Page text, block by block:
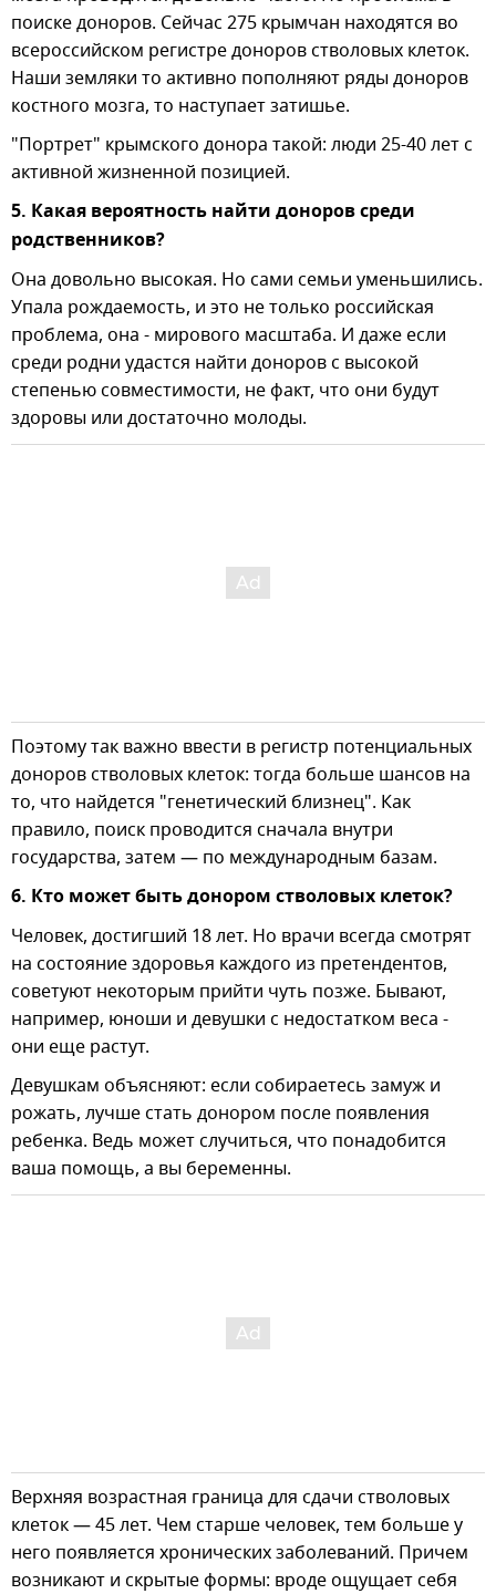
поиске доноров. Сейчас 275 крымчан находятся во
всероссийском регистре доноров стволовых клеток.
Наши земляки то активно пополняют ряды доноров
костного мозга, то наступает затишье.
"Портрет" крымского донора такой: люди 25-40 лет с
активной жизненной позицией.
5. Какая вероятность найти доноров среди
родственников?
Она довольно высокая. Но сами семьи уменьшились.
Упала рождаемость, и это не только российская
проблема, она - мирового масштаба. И даже если
среди родни удастся найти доноров с высокой
степенью совместимости, не факт, что они будут
здоровы или достаточно молоды.
Поэтому так важно ввести в регистр потенциальных
доноров стволовых клеток: тогда больше шансов на
то, что найдется "генетический близнец". Как
правило, поиск проводится сначала внутри
государства, затем — по международным базам.
6. Кто может быть донором стволовых клеток?
Человек, достигший 18 лет. Но врачи всегда смотрят
на состояние здоровья каждого из претендентов,
советуют некоторым прийти чуть позже. Бывают,
например, юноши и девушки с недостатком веса -
они еще растут.
Девушкам объясняют: если собираетесь замуж и
рожать, лучше стать донором после появления
ребенка. Ведь может случиться, что понадобится
ваша помощь, а вы беременны.
Верхняя возрастная граница для сдачи стволовых
клеток — 45 лет. Чем старше человек, тем больше у
него появляется хронических заболеваний. Причем
возникают и скрытые формы: вроде ощущает себя